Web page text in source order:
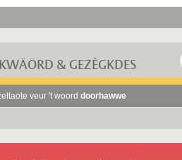
& GEZÈGKDES
veur 't woord doorhawwe